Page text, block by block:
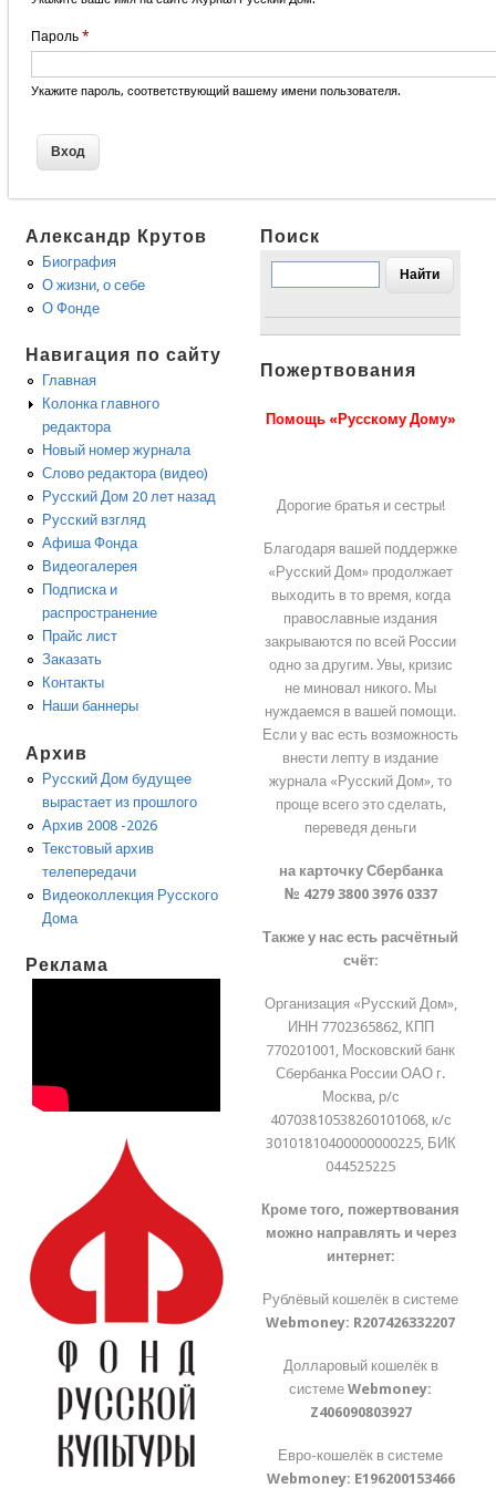
Пароль *
Укажите пароль, соответствующий вашему имени пользователя.
Александр Крутов
Биография
О жизни, о себе
О Фонде
Навигация по сайту
Главная
Колонка главного
редактора
Новый номер журнала
Слово редактора (видео)
Русский Дом 20 лет назад
Русский взгляд
Афиша Фонда
Видеогалерея
Подписка и
распространение
Прайс лист
Заказать
Контакты
Наши баннеры
Архив
Русский Дом будущее
вырастает из прошлого
Архив 2008 -2026
Текстовый архив
телепередачи
Видеоколлекция Русского
Дома
Реклама
Поиск
Пожертвования
Помощь «Русскому Дому»
Дорогие братья и сестры!
Благодаря вашей поддержке
«Русский Дом» продолжает
выходить в то время, когда
православные издания
закрываются по всей России
одно за другим. Увы, кризис
не миновал никого. Мы
нуждаемся в вашей помощи.
Если у вас есть возможность
внести лепту в издание
журнала «Русский Дом», то
проще всего это сделать,
переведя деньги
на карточку Сбербанка
№ 4279 3800 3976 0337
Также у нас есть расчётный
счёт:
Организация «Русский Дом»,
ИНН 7702365862, КПП
770201001, Московский банк
Сбербанка России ОАО г.
Москва, р/с
40703810538260101068, к/с
30101810400000000225, БИК
044525225
Кроме того, пожертвования
можно направлять и через
интернет:
Рублёвый кошелёк в системе
Webmoney: R207426332207
Долларовый кошелёк в
системеWebmoney:
Z406090803927
Евро-кошелёк в системе
Webmoney: E196200153466